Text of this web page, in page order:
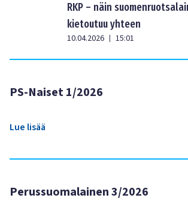
RKP – näin
kietoutuu yhteen
10.04.2026 | 15:01
PS-Naiset 1/2026
Lue lisää
Perussuomalainen 3/2026